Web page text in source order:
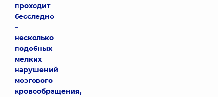
проходит
бесследно
–
несколько
подобных
мелких
нарушений
мозгового
кровообращения,